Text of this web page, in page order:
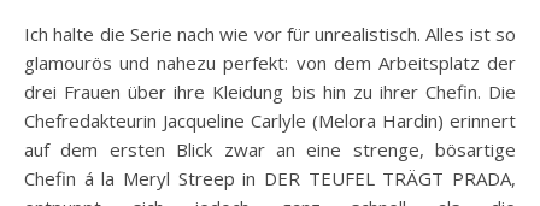
Ich halte die Serie nach wie vor für unrealistisch. Alles ist so
glamourös und nahezu perfekt: von dem Arbeitsplatz der
drei Frauen über ihre Kleidung bis hin zu ihrer Chefin. Die
Chefredakteurin Jacqueline Carlyle (Melora Hardin) erinnert
auf dem ersten Blick zwar an eine strenge, bösartige
Chefin á la Meryl Streep in DER TEUFEL TRÄGT PRADA,